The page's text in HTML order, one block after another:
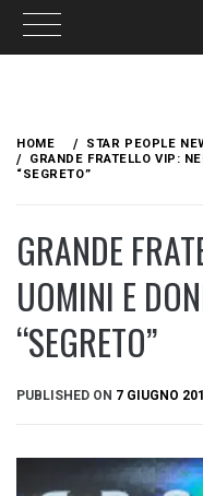
content
HOME
STAR PEOPLE
GRANDE FRATELLO VIP:
“SEGRETO”
GRANDE
UOMINI E
“SEGRETO”
PUBLISHED ON 7 GIUGNO